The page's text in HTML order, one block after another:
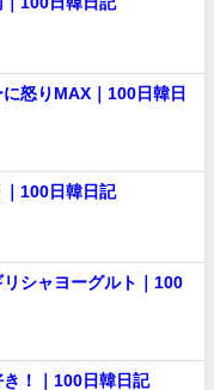
怒りMAX｜100日韓日
｜100日韓日記
リシャヨーグルト｜100
き！｜100日韓日記